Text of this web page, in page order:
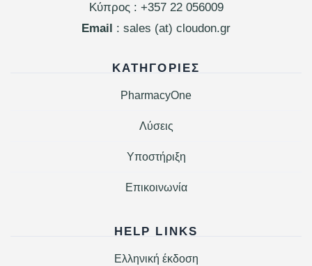
Κύπρος : +357 22 056009
Email : sales (at) cloudon.gr
ΚΑΤΗΓΟΡΊΕΣ
PharmacyOne
Λύσεις
Υποστήριξη
Επικοινωνία
HELP LINKS
Ελληνική έκδοση